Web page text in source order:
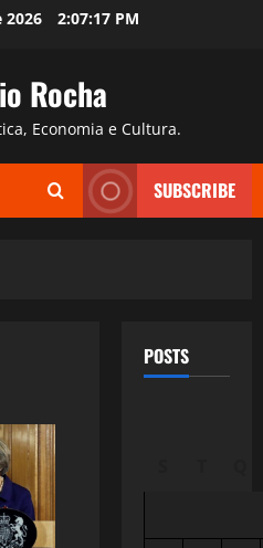
2026 2:07:18 PM
Rocha
Economia e Cultura.
SUBSCRIBE
POSTS